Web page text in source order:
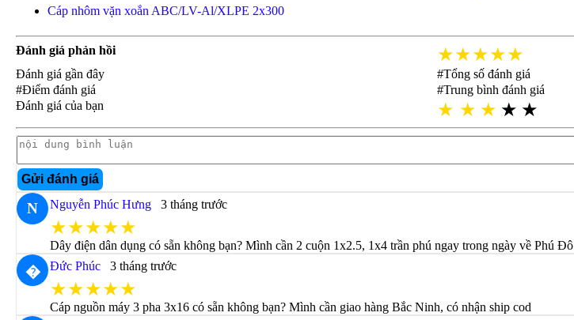
Cáp nhôm vặn xoắn ABC/LV-Al/XLPE 2x300
Đánh giá phản hồi ★★★★★
Đánh giá gần đây
#Tổng số đánh giá
#Điểm đánh giá
#Trung bình đánh giá
Đánh giá của bạn
★ ★ ★ ★ ★
Gửi đánh giá
N Nguyễn Phúc Hưng 3 tháng trước
★★★★★
Dây điện dân dụng có sẵn không bạn? Mình cần 2 cuộn 1x2.5, 1x4 trần phú ngay trong ngày về Phú Đô
� Đức Phúc 3 tháng trước
★★★★★
Cáp nguồn máy 3 pha 3x16 có sẵn không bạn? Mình cần giao hàng Bắc Ninh, có nhận ship cod